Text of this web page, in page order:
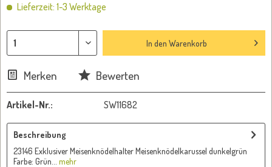
Lieferzeit: 1-3 Werktage
In den Warenkorb
Merken Bewerten
Artikel-Nr.: SW11682
Beschreibung
23146 Exklusiver Meisenknödelhalter Meisenknödelkarussel dunkelgrün
Farbe: Grün...
mehr